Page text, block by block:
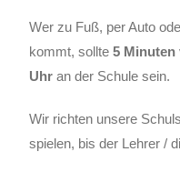
Wer zu Fuß, per Auto
kommt, sollte5 Minuten
Uhr an der Schule sein.
Wir richten unsere
spielen, bis der Lehrer /